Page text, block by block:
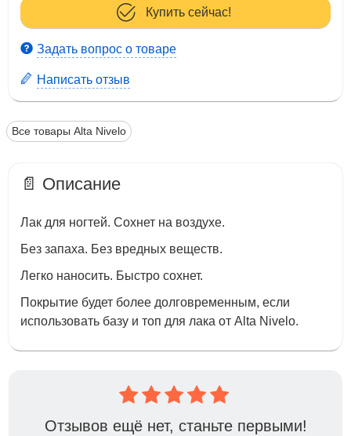
Купить сейчас!
Задать вопрос о товаре
Написать отзыв
Все товары Alta Nivelo
📄 Описание
Лак для ногтей. Сохнет на воздухе.
Без запаха. Без вредных веществ.
Легко наносить. Быстро сохнет.
Покрытие будет более долговременным, если
использовать базу и топ для лака от Alta Nivelo.
Отзывов ещё нет, станьте первыми!